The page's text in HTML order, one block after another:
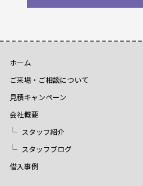
ホーム
ご来場・ご相談について
見積キャンペーン
会社概要
スタッフ紹介
スタッフブログ
借入事例